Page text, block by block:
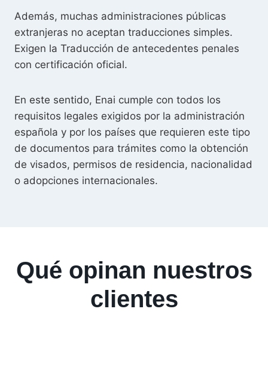
Además, muchas administraciones públicas
extranjeras no aceptan traducciones simples.
Exigen la Traducción de antecedentes penales
con certificación oficial.
En este sentido, Enai cumple con todos los
requisitos legales exigidos por la administración
española y por los países que requieren este tipo
de documentos para trámites como la obtención
de visados, permisos de residencia, nacionalidad
o adopciones internacionales.
Qué opinan nuestros
clientes